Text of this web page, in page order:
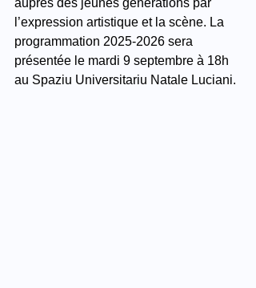
l’expression artistique et la scène. La
programmation 2025-2026 sera
présentée le mardi 9 septembre à 18h
au Spaziu Universitariu Natale Luciani.